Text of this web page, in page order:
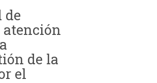
de
atención
de la
el